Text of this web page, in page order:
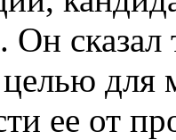
сказал
для
ее от